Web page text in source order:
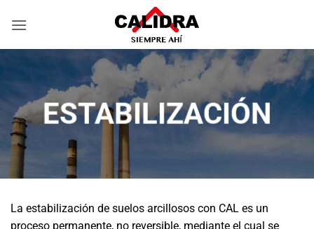
ESTABILIZACIÓN
La estabilización de suelos arcillosos con CAL es un
proceso permanente, no reversible, mediante el cual se